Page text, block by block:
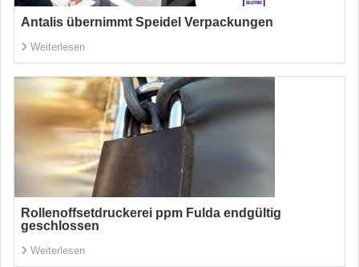
Antalis übernimmt Speidel Verpackungen
Weiterlesen
Rollenoffsetdruckerei ppm Fulda endgültig
geschlossen
Weiterlesen